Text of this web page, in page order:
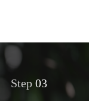
Step 03